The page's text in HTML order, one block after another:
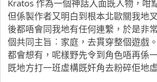
Kratos 作為一個神話入面既人物，咁
但係製作者又明白到根本北歐關我地
後都唔會同我地有任何連繫，於是非
個共同主旨︰家庭，去貫穿整個遊戲
都會想有，呢樣野先令到角色唔再係
既地方打一班虛構既奸角去粉碎佢地